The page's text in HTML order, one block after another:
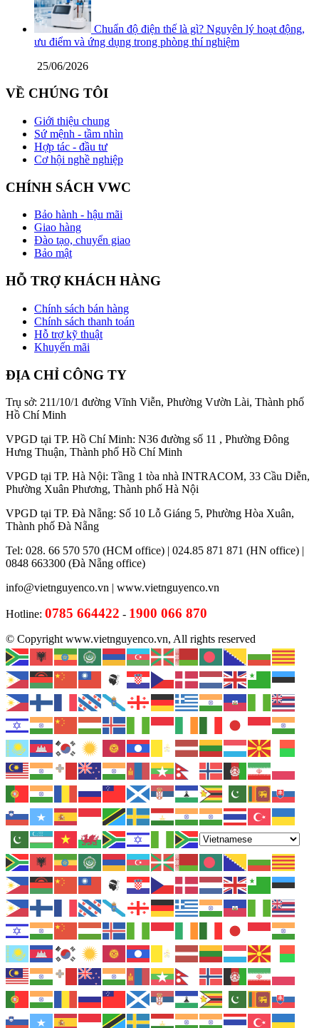
Chuẩn độ điện thế là gì? Nguyên lý hoạt động,
ưu điểm và ứng dụng trong phòng thí nghiệm
25/06/2026
VỀ CHÚNG TÔI
Giới thiệu chung
Sứ mệnh - tầm nhìn
Hợp tác - đầu tư
Cơ hội nghề nghiệp
CHÍNH SÁCH VWC
Bảo hành - hậu mãi
Giao hàng
Đào tạo, chuyển giao
Bảo mật
HỖ TRỢ KHÁCH HÀNG
Chính sách bán hàng
Chính sách thanh toán
Hỗ trợ kỹ thuật
Khuyến mãi
ĐỊA CHỈ CÔNG TY
Trụ sở: 211/10/1 đường Vĩnh Viễn, Phường Vườn Lài, Thành phố
Hồ Chí Minh
VPGD tại TP. Hồ Chí Minh: N36 đường số 11 , Phường Đông
Hưng Thuận, Thành phố Hồ Chí Minh
VPGD tại TP. Hà Nội: Tầng 1 tòa nhà INTRACOM, 33 Cầu Diễn,
Phường Xuân Phương, Thành phố Hà Nội
VPGD tại TP. Đà Nẵng: Số 10 Lỗ Giáng 5, Phường Hòa Xuân,
Thành phố Đà Nẵng
Tel: 028. 66 570 570 (HCM office) | 024.85 871 871 (HN office) |
0848 663300 (Đà Nẵng office)
info@vietnguyenco.vn | www.vietnguyenco.vn
Hotline: 0785 664422 - 1900 066 870
© Copyright www.vietnguyenco.vn, All rights reserved